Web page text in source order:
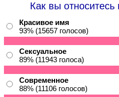
Как вы
Красивое имя
93% (15657 голосов)
Сексуальное
89% (11943 голоса)
Современное
88% (11106 голосов)